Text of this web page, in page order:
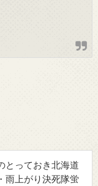
とっておき北海道
雨上がり決死隊蛍